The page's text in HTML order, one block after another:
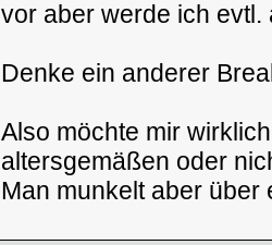
vor aber werde ich evtl.
Denke ein anderer
Also möchte mir
altersgemäßen oder
Man munkelt aber